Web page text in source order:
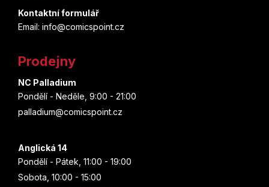
Kontaktní formulář
Email: info@comicspoint.cz
Prodejny
NC Palladium
Pondělí - Neděle, 9:00 - 21:00
palladium@comicspoint.cz
Anglická 14
Pondělí - Pátek, 11:00 - 19:00
Sobota, 10:00 - 15:00